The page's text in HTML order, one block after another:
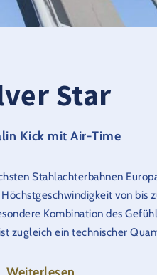
Star
Kick mit Air-Time
Stahlachterbahnen
von bis
Kombination des
zugleich ein technischer
Oberschenkel- und / oder
Weiterlesen